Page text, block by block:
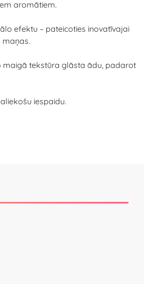
aromātiem.
efektu – pateicoties inovatīvajai
maigā tekstūra glāsta ādu, padarot
iespaidu.